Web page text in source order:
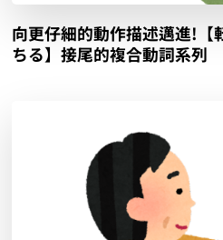
向更仔細的動作描述邁進!【
ちる】接尾的複合動詞系列